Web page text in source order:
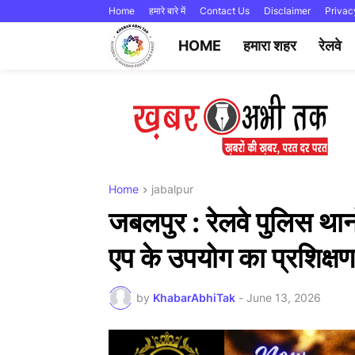
Home हमारे बारे में Contact Us Disclaimer
HOME हमारा शहर रेलवे
Home jabalpur
जबलपुर : रेलवे पुलिस
एप के उपयोग का
by KhabarAbhiTak - June 13, 2026